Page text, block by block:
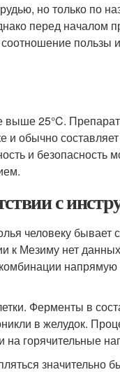
но только по
перед началом
пользы
выше 25°C.
и обычно
и безопасность
с
человеку бывает
к Мезиму нет
напрямую
Ферменты в
в желудок.
горячительные
значительно